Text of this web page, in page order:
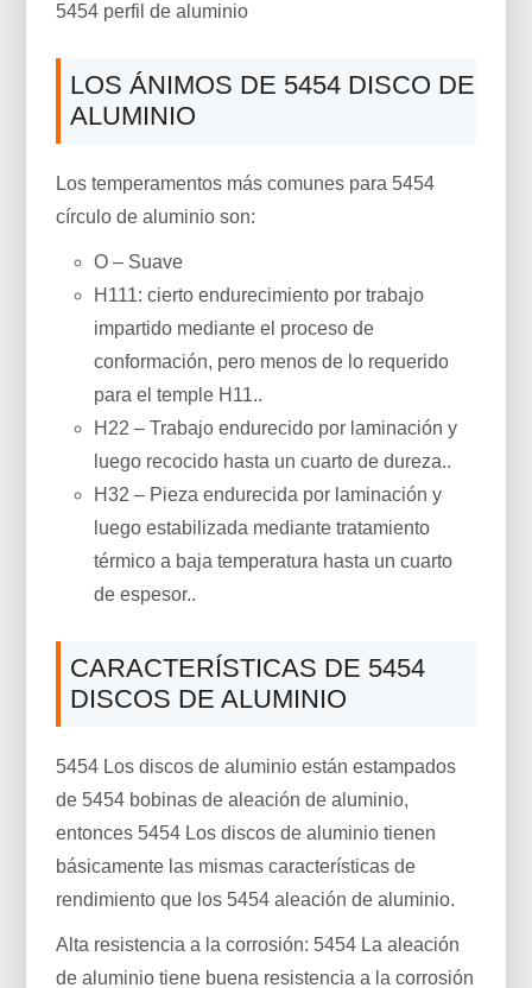
5454 perfil de aluminio
LOS ÁNIMOS DE 5454 DISCO DE
ALUMINIO
Los temperamentos más comunes para 5454
círculo de aluminio son:
O – Suave
H111: cierto endurecimiento por trabajo
impartido mediante el proceso de
conformación, pero menos de lo requerido
para el temple H11..
H22 – Trabajo endurecido por laminación y
luego recocido hasta un cuarto de dureza..
H32 – Pieza endurecida por laminación y
luego estabilizada mediante tratamiento
térmico a baja temperatura hasta un cuarto
de espesor..
CARACTERÍSTICAS DE 5454
DISCOS DE ALUMINIO
5454 Los discos de aluminio están estampados
de 5454 bobinas de aleación de aluminio,
entonces 5454 Los discos de aluminio tienen
básicamente las mismas características de
rendimiento que los 5454 aleación de aluminio.
Alta resistencia a la corrosión: 5454 La aleación
de aluminio tiene buena resistencia a la corrosión